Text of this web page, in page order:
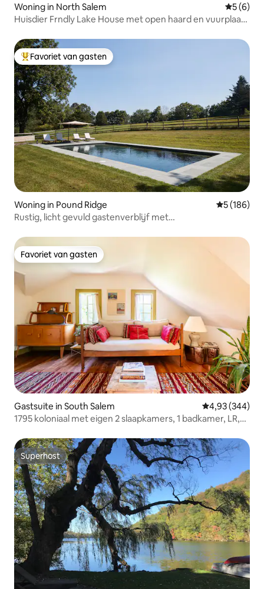
Woning in North Salem
5 (6)
Huisdier Frndly Lake House met open haard en vuurplaats
Topfavoriet van gasten
Favoriet van gasten
Woning in Pound Ridge
5 (186)
Rustig, licht gevuld gastenverblijf met
Favoriet van gasten
Favoriet van gasten
Gastsuite in South Salem Gemiddelde
4,93 (344)
1795 koloniaal met eigen 2 slaapkamers, 1 badkamer, LR,
Superhost
Superhost